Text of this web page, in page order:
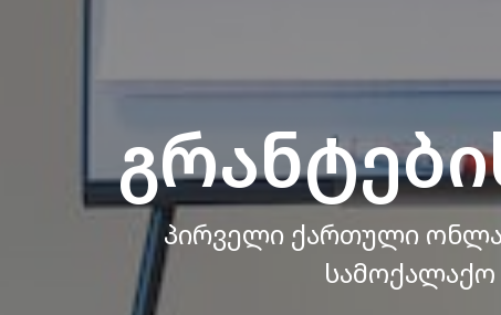
პირველი ქართული
სამოქალაქო